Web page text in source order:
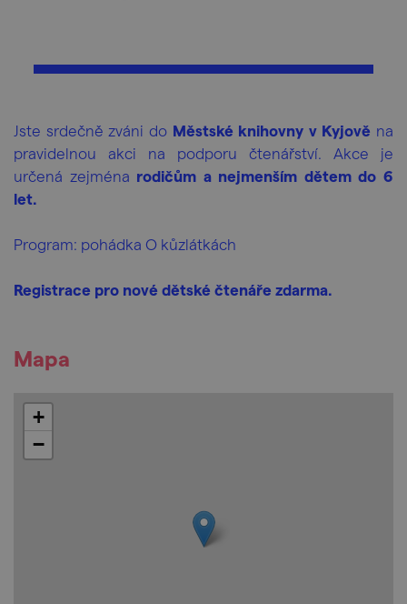
Jste srdečně zváni do Městské knihovny v Kyjově na
pravidelnou akci na podporu čtenářství. Akce je
určená zejména rodičům a nejmenším dětem do 6
let.
Program: pohádka O kůzlátkách
Registrace pro nové dětské čtenáře zdarma.
Mapa
+
−